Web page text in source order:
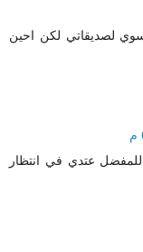
لصديقاتي لكن احين
للمفضل عتدي في انتظار